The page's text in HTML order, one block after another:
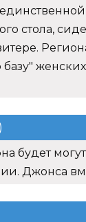
стола,
будет
Джонса